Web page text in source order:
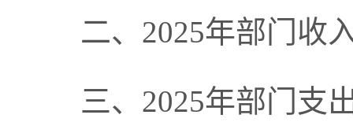
二、2025年部门收
三、2025年部门支